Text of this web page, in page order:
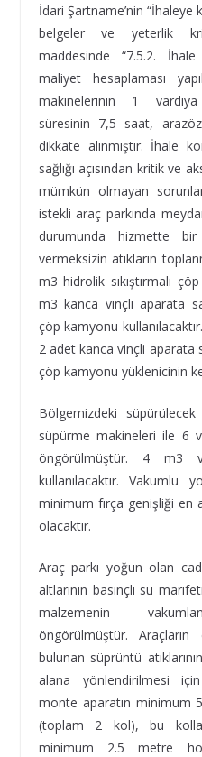
İdari Şartname’nin “İhaleye
belgeler ve yeterlik
maddesinde “7.5.2.
maliyet hesaplaması
makinelerinin 1 vardiya
süresinin 7,5 saat,
dikkate alınmıştır. İhale
sağlığı açısından kritik ve
mümkün olmayan
istekli araç parkında
durumunda hizmette
vermeksizin atıkların
m3 hidrolik sıkıştırmalı
m3 kanca vinçli aparata
çöp kamyonu
2 adet kanca vinçli aparata
çöp kamyonu yüklenicinin
Bölgemizdeki
süpürme makineleri ile 6
öngörülmüştür. 4 m3
kullanılacaktır. Vakumlu
minimum fırça genişliği
olacaktır.
Araç parkı yoğun olan
altlarının basınçlı su
malzemenin
öngörülmüştür.
bulunan süprüntü
alana yönlendirilmesi
monte aparatın minimum
(toplam 2 kol), bu
minimum 2.5 metre